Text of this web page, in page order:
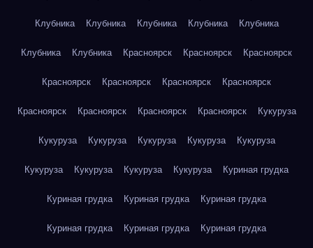
Клубника Клубника Клубника Клубника Клубника
Клубника Клубника Красноярск Красноярск Красноярск
Красноярск Красноярск Красноярск Красноярск
Красноярск Красноярск Красноярск Красноярск Кукуруза
Кукуруза Кукуруза Кукуруза Кукуруза Кукуруза
Кукуруза Кукуруза Кукуруза Кукуруза Куриная грудка
Куриная грудка Куриная грудка Куриная грудка
Куриная грудка Куриная грудка Куриная грудка